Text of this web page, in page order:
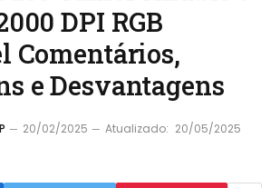
DPI RGB
Comentários,
e Desvantagens
20/02/2025 Atualizado: 20/05/2025